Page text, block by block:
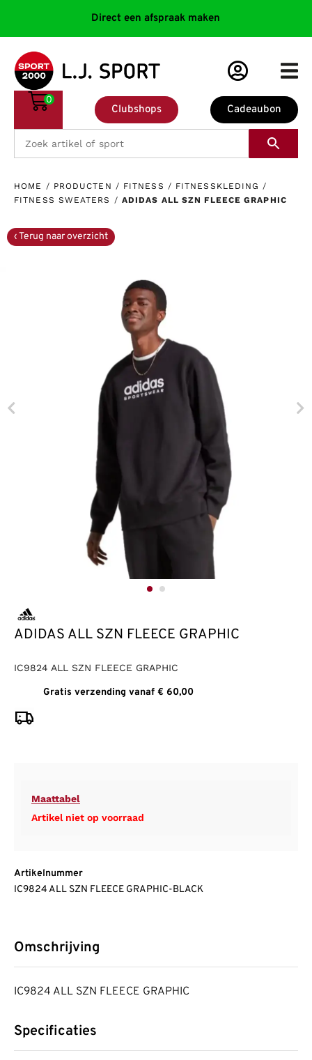
Direct een afspraak maken
Cadeaubon
Clubshops
0
HOME / PRODUCTEN / FITNESS / FITNESSKLEDING /
FITNESS SWEATERS / ADIDAS ALL SZN FLEECE GRAPHIC
ADIDAS ALL SZN FLEECE GRAPHIC
IC9824 ALL SZN FLEECE GRAPHIC
Gratis verzending vanaf € 60,00
Maattabel
Artikel niet op voorraad
Artikelnummer
IC9824 ALL SZN FLEECE GRAPHIC-BLACK
Omschrijving
IC9824 ALL SZN FLEECE GRAPHIC
Specificaties